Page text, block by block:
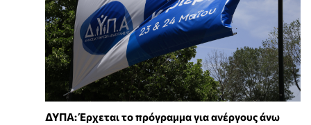
ΔΥΠΑ: Έρχεται το πρόγραμμα για ανέργους άνω